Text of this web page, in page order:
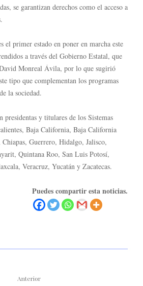
se garantizan derechos como el acceso a
el primer estado en poner en marcha este
a través del Gobierno Estatal, que
Monreal Ávila, por lo que sugirió
tipo que complementan los programas
la sociedad.
y titulares de los Sistemas
Baja California, Baja California
Guerrero, Hidalgo, Jalisco,
Quintana Roo, San Luis Potosí,
Veracruz, Yucatán y Zacatecas.
Puedes compartir esta noticias.
Anterior